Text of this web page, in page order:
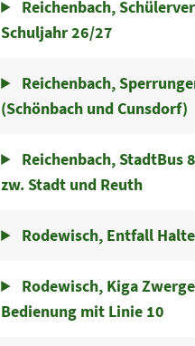
Reichenbach,
Schuljahr 26/27
Reichenbach,
(Schönbach und Cunsdorf)
Reichenbach, StadtBus
zw. Stadt und Reuth
Rodewisch, Entfall
Rodewisch, Kiga
Bedienung mit Linie 10